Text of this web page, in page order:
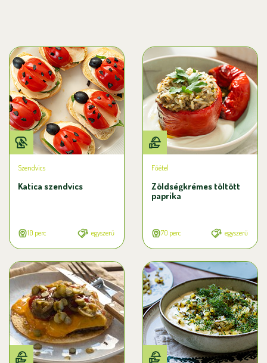
Szendvics
Katica szendvics
10 perc egyszerű
Főétel
Zöldségkrémes töltött
paprika
70 perc egyszerű